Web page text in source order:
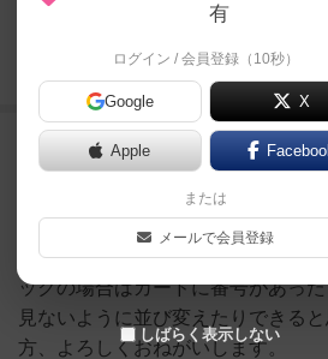
は判断し辛い曖昧な表記等について会員同士
ログイン/無料会
が閲覧
タイムストーリーズの中古
某ショップで中古品が売られてい
購入しても問題ないのでしょうか
ックの場合はカードに番号があっ
見ないように並び変えたりできる
方、よろしくおねがいします。
有
ログイン / 会員登録（10秒）
Google X
Apple
または
メールで会員登録
しばらく表示しない